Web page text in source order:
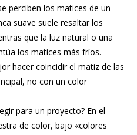
perciben los matices de un
suave suele resaltar los
que la luz natural o una
los matices más fríos.
hacer coincidir el matiz de las
no con un color
para un proyecto? En el
de color, bajo «colores